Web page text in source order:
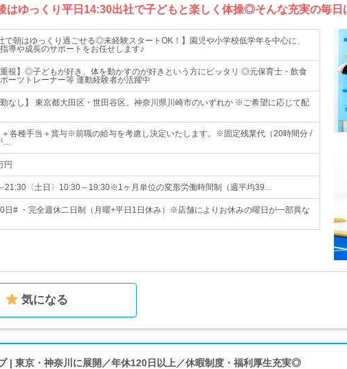
はゆっくり平日14:30出社で子どもと楽しく体操◎そんな充実の毎日
で朝はゆっくり過ごせる◎未経験スタートOK！】園児や小学校低学年を中心に、
導や成長のサポートをお任せします♪
重視】◎子どもが好き、体を動かすのが好きという方にピッタリ ◎元保育士・飲食
ーツトレーナー等 運動経験者が活躍中
勤なし】 東京都大田区・世田谷区、神奈川県川崎市のいずれか ※ご希望に応じて配
各種手当＋賞与※前職の給与を考慮し決定いたします。※固定残業代（20時間分 /
…
円
21:30〈土日〉10:30～19:30※1ヶ月単位の変形労働時間制（週平均39…
日# ・完全週休二日制（月曜+平日1日休み）※店舗によりお休みの曜日が一部異な
気になる
| 東京・神奈川に展開／年休120日以上／休暇制度・福利厚生充実◎